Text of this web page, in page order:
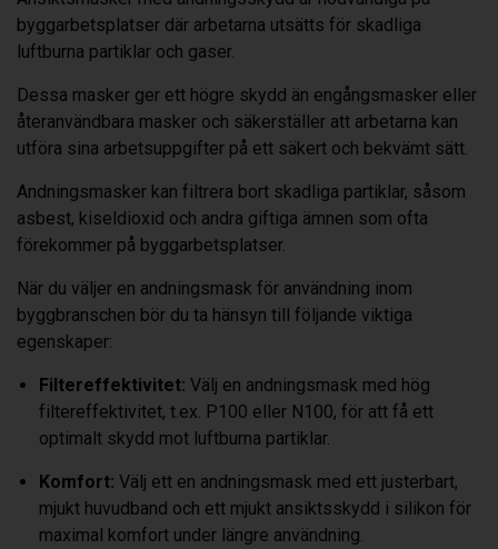
byggarbetsplatser där arbetarna utsätts för skadliga
luftburna partiklar och gaser.
Dessa masker ger ett högre skydd än engångsmasker eller
återanvändbara masker och säkerställer att arbetarna kan
utföra sina arbetsuppgifter på ett säkert och bekvämt sätt.
Andningsmasker kan filtrera bort skadliga partiklar, såsom
asbest, kiseldioxid och andra giftiga ämnen som ofta
förekommer på byggarbetsplatser.
När du väljer en andningsmask för användning inom
byggbranschen bör du ta hänsyn till följande viktiga
egenskaper:
Filtereffektivitet: Välj en andningsmask med hög
filtereffektivitet, t.ex. P100 eller N100, för att få ett
optimalt skydd mot luftburna partiklar.
Komfort: Välj ett en andningsmask med ett justerbart,
mjukt huvudband och ett mjukt ansiktsskydd i silikon för
maximal komfort under längre användning.